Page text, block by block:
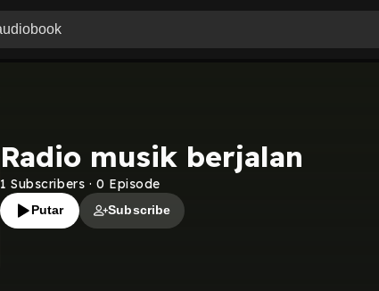
Radio musik berjalan
1 Subscribers · 0 Episode
Putar Subscribe